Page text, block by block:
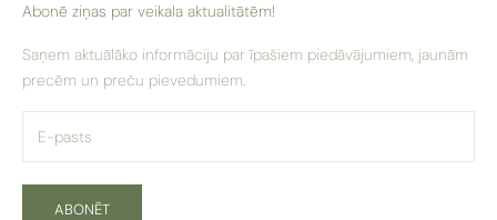
Abonē ziņas par veikala aktualitātēm!
Saņem aktuālāko informāciju par īpašiem piedāvājumiem, jaunām
precēm un preču pievedumiem.
ABONĒT